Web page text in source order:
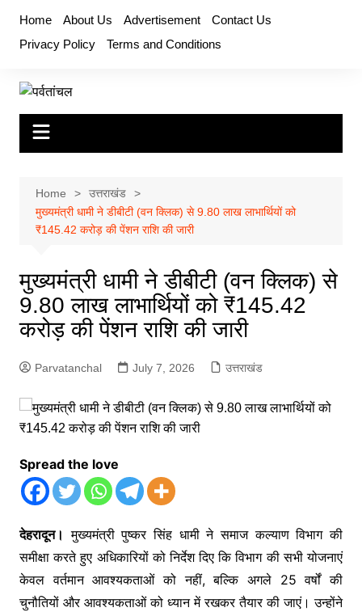
content
Home About Us Advertisement
Contact Us
Privacy Policy
Terms and Conditions
Home
उत्तराखंड
मुख्यमंत्री धामी ने डीबीटी (वन क्लिक) से 9.80 लाख लाभार्थियों को
₹145.42 करोड़ की पेंशन राशि की जारी
मुख्यमंत्री धामी ने डीबीटी (वन क्लिक) से
9.80 लाख लाभार्थियों को ₹145.42
करोड़ की पेंशन राशि की जारी
Parvatanchal July 7, 2026 उत्तराखंड
Spread the love
देहरादून। मुख्यमंत्री पुष्कर सिंह धामी ने समाज कल्याण विभाग की
समीक्षा करते हुए अधिकारियों को निर्देश दिए कि विभाग की सभी योजनाएं
केवल वर्तमान आवश्यकताओं को नहीं, बल्कि अगले 25 वर्षों की
चुनौतियों और आवश्यकताओं को ध्यान में रखकर तैयार की जाएं। उन्होंने